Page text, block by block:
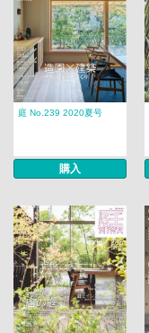
庭 No.239 2020夏号
購入